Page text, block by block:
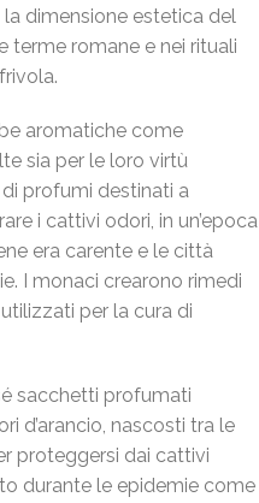
la dimensione estetica del
romane e nei rituali
aromatiche come
sia per le loro virtù
profumi destinati a
i cattivi odori, in un’epoca
era carente e le città
I monaci crearono rimedi
per la cura di
sacchetti profumati
d’arancio, nascosti tra le
proteggersi dai cattivi
durante le epidemie come